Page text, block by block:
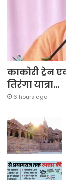
काकोरी ट्रेन
तिरंगा यात्रा…
6 hours ago